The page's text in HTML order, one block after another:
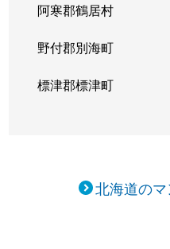
阿寒郡鶴居村
野付郡別海町
標津郡標津町
北海道の